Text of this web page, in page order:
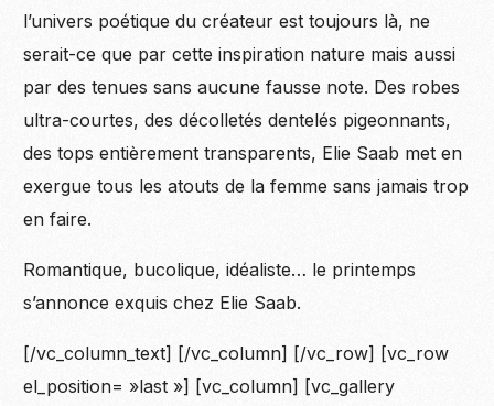
l’univers poétique du créateur est toujours là, ne
serait-ce que par cette inspiration nature mais aussi
par des tenues sans aucune fausse note. Des robes
ultra-courtes, des décolletés dentelés pigeonnants,
des tops entièrement transparents, Elie Saab met en
exergue tous les atouts de la femme sans jamais trop
en faire.
Romantique, bucolique, idéaliste… le printemps
s’annonce exquis chez Elie Saab.
[/vc_column_text] [/vc_column] [/vc_row] [vc_row
el_position= »last »] [vc_column] [vc_gallery